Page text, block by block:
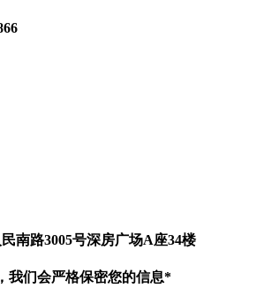
南路3005号深房广场A座34楼
我们会严格保密您的信息*